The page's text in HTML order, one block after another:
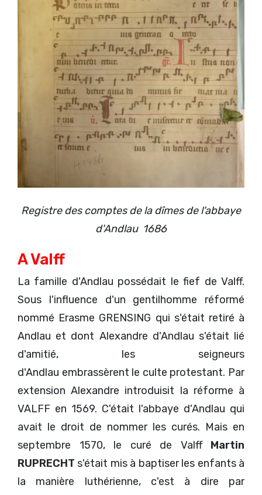
Registre des comptes de la dîmes de l'abbaye
d'Andlau 1686
A Valff
La famille d'Andlau possédait le fief de Valff.
Sous l'influence d'un gentilhomme réformé
nommé Erasme GRENSING qui s'était retiré à
Andlau et dont Alexandre d'Andlau s'était lié
d'amitié, les seigneurs
d'Andlau embrassèrent le culte protestant. Par
extension Alexandre introduisit la réforme à
VALFF en 1569. C'était l'abbaye d'Andlau qui
avait le droit de nommer les curés. Mais en
septembre 1570, le curé de Valff Martin
RUPRECHT s'était mis à baptiser les enfants à
la manière luthérienne, c'est à dire par